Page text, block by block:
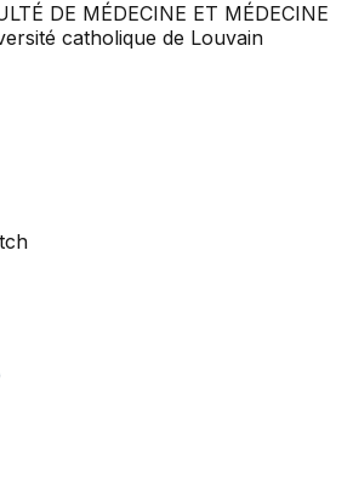
DE MÉDECINE ET MÉDECINE
catholique de Louvain